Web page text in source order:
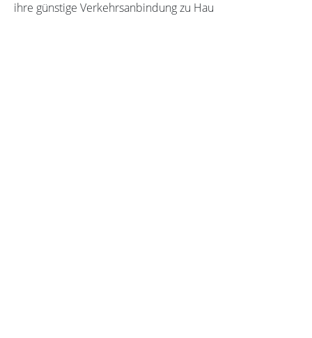
ihre günstige Verkehrsanbindung zu Hau